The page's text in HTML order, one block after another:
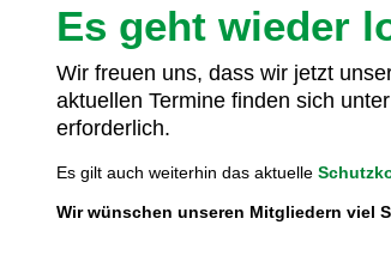
Es geht wieder
Wir freuen uns, dass wir jetzt
aktuellen Termine finden sich
erforderlich.
Es gilt auch weiterhin das aktuelle
Wir wünschen unseren Mitgliedern viel